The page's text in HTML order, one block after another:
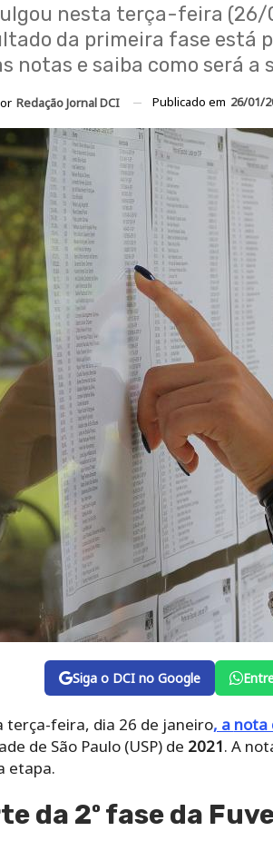
nesta terça-feira (26/
da primeira fase está
notas e saiba como será
Redação Jornal DCI Publicado em 26/01/
Siga o DCI no Google
terça-feira, dia 26 de janeiro, a nota
de São Paulo (USP) de 2021. A
etapa.
da 2º fase da